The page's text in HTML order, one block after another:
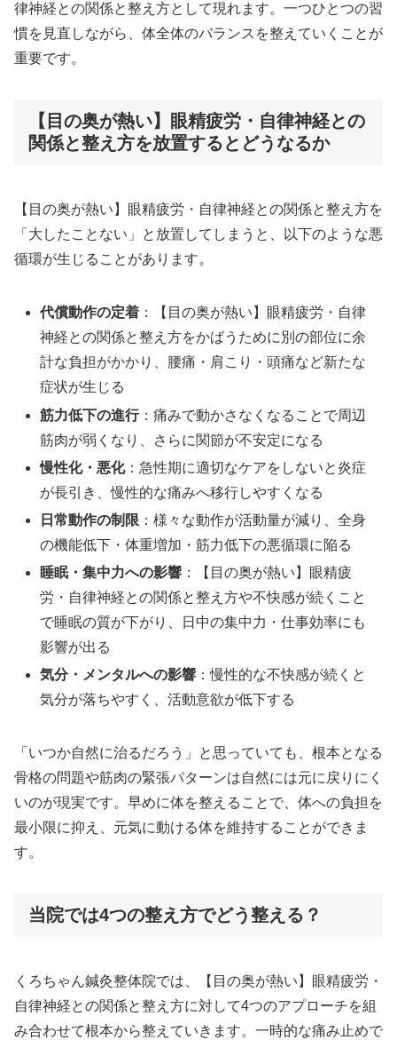
律神経との関係と整え方として現れます。一つひとつの習
慣を見直しながら、体全体のバランスを整えていくことが
重要です。
【目の奥が熱い】眼精疲労・自律神経との
関係と整え方を放置するとどうなるか
【目の奥が熱い】眼精疲労・自律神経との関係と整え方を
「大したことない」と放置してしまうと、以下のような悪
循環が生じることがあります。
代償動作の定着 ：【目の奥が熱い】眼精疲労・自律
神経との関係と整え方をかばうために別の部位に余
計な負担がかかり、腰痛・肩こり・頭痛など新たな
症状が生じる
筋力低下の進行：痛みで動かさなくなることで周辺
筋肉が弱くなり、さらに関節が不安定になる
慢性化・悪化：急性期に適切なケアをしないと炎症
が長引き、慢性的な痛みへ移行しやすくなる
日常動作の制限 ：様々な動作が活動量が減り、全身
の機能低下・体重増加・筋力低下の悪循環に陥る
睡眠・集中力への影響 ：【目の奥が熱い】眼精疲
労・自律神経との関係と整え方や不快感が続くこと
で睡眠の質が下がり、日中の集中力・仕事効率にも
影響が出る
気分・メンタルへの影響 ：慢性的な不快感が続くと
気分が落ちやすく、活動意欲が低下する
「いつか自然に治るだろう」と思っていても、根本となる
骨格の問題や筋肉の緊張パターンは自然には元に戻りにく
いのが現実です。早めに体を整えることで、体への負担を
最小限に抑え、元気に動ける体を維持することができま
す。
当院では4つの整え方でどう整える？
くろちゃん鍼灸整体院では、【目の奥が熱い】眼精疲労・
自律神経との関係と整え方に対して4つのアプローチを組
み合わせて根本から整えていきます。一時的な痛み止めで